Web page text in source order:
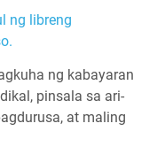
ng libreng
ng kabayaran
pinsala sa ari-
at maling